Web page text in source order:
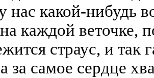
нас какой-нибудь
каждой веточке,
страус, и так
за самое сердце